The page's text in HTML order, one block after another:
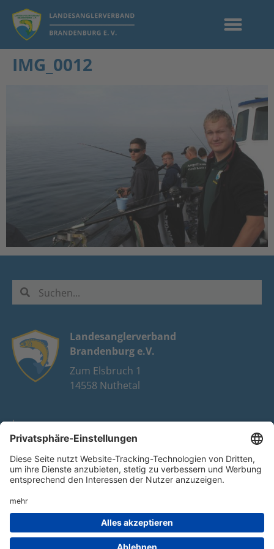
IMG_0012
Landesanglerverband
Brandenburg e.V.
Zum Elsbruch 1
14558 Nuthetal
Impressum
Datenschutz
FAQ